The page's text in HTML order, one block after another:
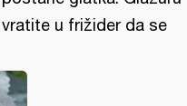
u frižider da se